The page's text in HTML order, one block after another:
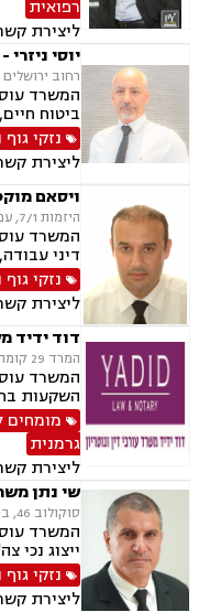
עסקאות מכר
רפואית
ליצירת
יוסי
רחוב ירושלים 17, עפולה
המשרד
ביטוח
תאונות
רפואית-
פשיטת רגל,
וראיות,
אחריות
אזרחי,
נזקי
ליצירת
ויסאם
היזמות 7/1, עפולה
המשרד
דיני
חוזים,
תאונות
ומנהלי,
דרכים,
לשון הרע,
רשלנות
נזקי
ליצירת
דוד ידיד
המרד 29 קומה 5 בית התעשיינים, תל-אביב
המשרד
השקעות
לדין הזר,
אזרחות
נזיקין,
דרכים,
מומחים
גרמנית
ליצירת
שי נתן
סוקולוב 46, בניין כיכר המושבה קומה 12, הוד השרון
המשרד
ייצוג נכי
משרד
מתמשך
נזקי
ליצירת